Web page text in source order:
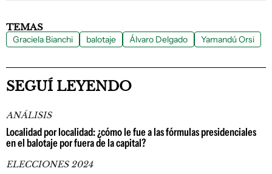
TEMAS
Graciela Bianchi balotaje Álvaro Delgado Yamandú Orsi
SEGUÍ LEYENDO
ANÁLISIS
Localidad por localidad: ¿cómo le fue a las fórmulas presidenciales
en el balotaje por fuera de la capital?
ELECCIONES 2024